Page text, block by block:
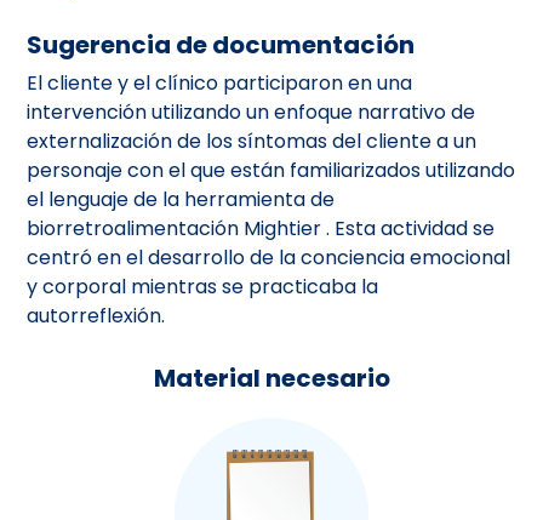
Sugerencia de documentación
El cliente y el clínico participaron en una
intervención utilizando un enfoque narrativo de
externalización de los síntomas del cliente a un
personaje con el que están familiarizados utilizando
el lenguaje de la herramienta de
biorretroalimentación Mightier . Esta actividad se
centró en el desarrollo de la conciencia emocional
y corporal mientras se practicaba la
autorreflexión.
Material necesario